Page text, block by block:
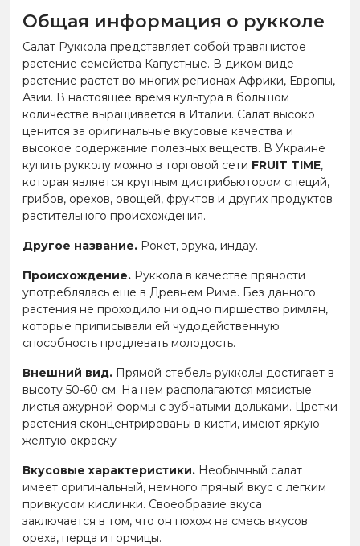
Общая информация о рукколе
Салат Руккола представляет собой травянистое
растение семейства Капустные. В диком виде
растение растет во многих регионах Африки, Европы,
Азии. В настоящее время культура в большом
количестве выращивается в Италии. Салат высоко
ценится за оригинальные вкусовые качества и
высокое содержание полезных веществ. В Украине
купить рукколу можно в торговой сети FRUIT TIME,
которая является крупным дистрибьютором специй,
грибов, орехов, овощей, фруктов и других продуктов
растительного происхождения.
Другое название. Рокет, эрука, индау.
Происхождение. Руккола в качестве пряности
употреблялась еще в Древнем Риме. Без данного
растения не проходило ни одно пиршество римлян,
которые приписывали ей чудодейственную
способность продлевать молодость.
Внешний вид. Прямой стебель рукколы достигает в
высоту 50-60 см. На нем располагаются мясистые
листья ажурной формы с зубчатыми дольками. Цветки
растения сконцентрированы в кисти, имеют яркую
желтую окраску
Вкусовые характеристики. Необычный салат
имеет оригинальный, немного пряный вкус с легким
привкусом кислинки. Своеобразие вкуса
заключается в том, что он похож на смесь вкусов
ореха, перца и горчицы.